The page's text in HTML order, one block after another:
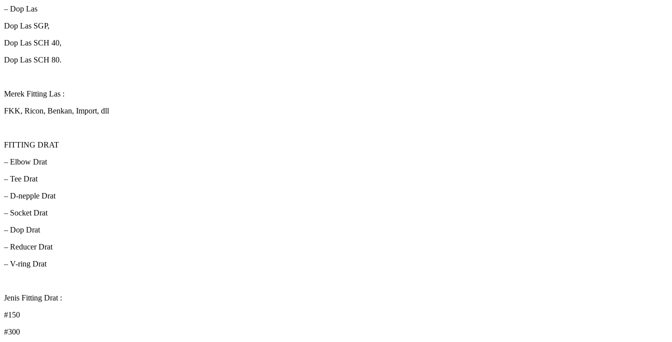
– Dop Las
Dop Las SGP,
Dop Las SCH 40,
Dop Las SCH 80.
Merek Fitting Las :
FKK, Ricon, Benkan, Import, dll
FITTING DRAT
– Elbow Drat
– Tee Drat
– D-nepple Drat
– Socket Drat
– Dop Drat
– Reducer Drat
– V-ring Drat
Jenis Fitting Drat :
#150
#300